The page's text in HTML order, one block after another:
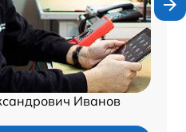
Иванов